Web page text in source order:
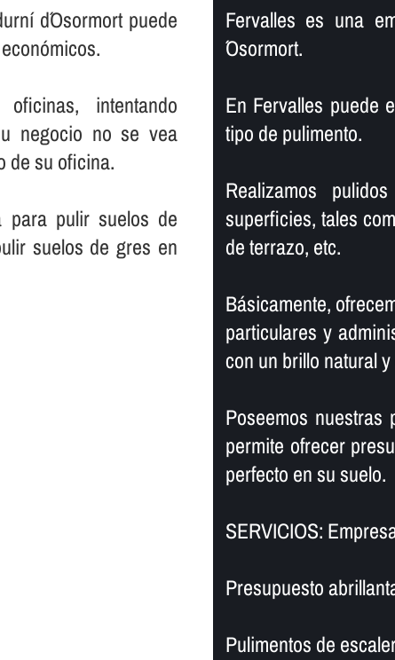
d´Osormort puede
intentando
negocio no se vea
de su oficina.
para pulir suelos de
suelos de gres en
Fervalles es una
´Osormort.
En Fervalles puede
tipo de pulimento.
Realizamos
superficies, tales
de terrazo, etc.
Básicamente,
particulares y
con un brillo natural
Poseemos
permite ofrecer
perfecto en su suelo.
SERVICIOS:
Presupuesto
Pulimentos de